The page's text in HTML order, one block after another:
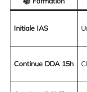
Initiale IAS
Continue DDA 15h